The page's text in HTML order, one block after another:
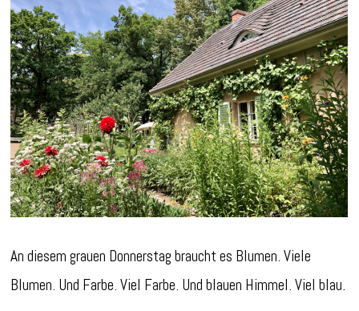
An diesem grauen Donnerstag braucht es Blumen. Viele
Blumen. Und Farbe. Viel Farbe. Und blauen Himmel. Viel blau.